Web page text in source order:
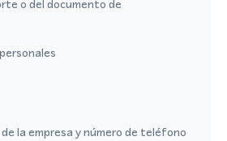
o del documento de
la empresa y número de teléfono